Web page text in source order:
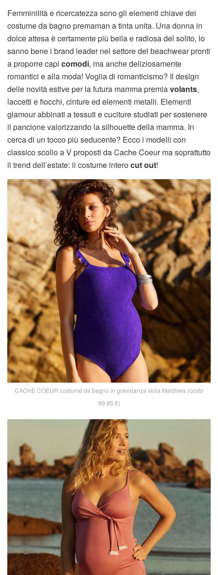
Femminilità e ricercatezza sono gli elementi chiave dei
costume da bagno premaman a tinta unita. Una donna in
dolce attesa è certamente più bella e radiosa del solito, lo
sanno bene i brand leader nel settore del beachwear pronti
a proporre capi comodi, ma anche deliziosamente
romantici e alla moda! Voglia di romanticismo? Il design
delle novità estive per la futura mamma premiavolants,
laccetti e fiocchi, cinture ed elementi metalli. Elementi
glamour abbinati a tessuti e cuciture studiati per sostenere
il pancione valorizzando la silhouette della mamma. In
cerca di un tocco più seducente? Ecco i modelli con
classico scollo a V proposti da Cache Coeur ma soprattutto
il trend dell’estate: il costume interocut out!
CACHE COEUR costume da bagno in gravidanza viola Maldives (costo
99,95 €)